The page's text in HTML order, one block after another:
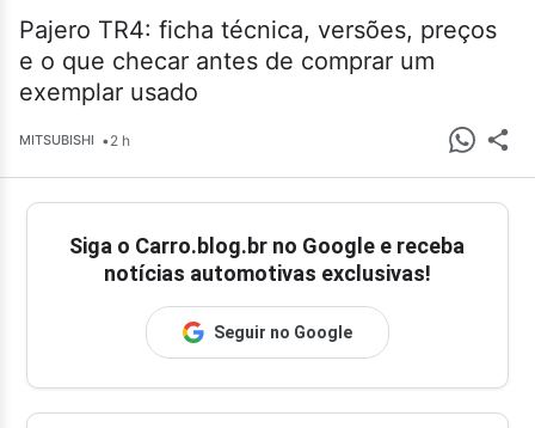
Pajero TR4: ficha técnica, versões, preços
e o que checar antes de comprar um
exemplar usado
MITSUBISHI •2 h
Siga o Carro.blog.br no Google e receba
notícias automotivas exclusivas!
Seguir no Google